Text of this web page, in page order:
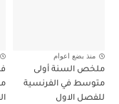
منذ بضع اعوام
ملخص السنة أولى
متوسط في الفرنسية
للفصل الاول